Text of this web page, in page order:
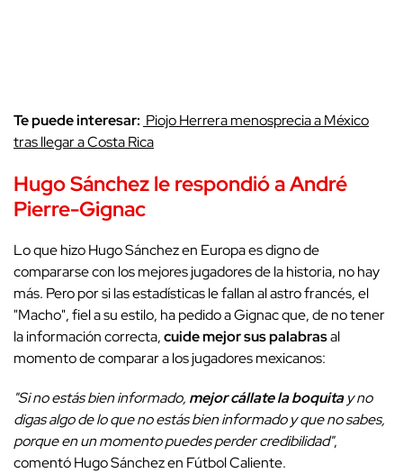
Te puede interesar: Piojo Herrera menosprecia a México
tras llegar a Costa Rica
Hugo Sánchez le respondió a André
Pierre-Gignac
Lo que hizo Hugo Sánchez en Europa es digno de
compararse con los mejores jugadores de la historia, no hay
más. Pero por si las estadísticas le fallan al astro francés, el
"Macho", fiel a su estilo, ha pedido a Gignac que, de no tener
la información correcta,cuide mejor sus palabrasal
momento de comparar a los jugadores mexicanos:
"Si no estás bien informado, mejor cállate la boquitay no
digas algo de lo que no estás bien informado y que no sabes,
porque en un momento puedes perder credibilidad",
comentó Hugo Sánchez en Fútbol Caliente.